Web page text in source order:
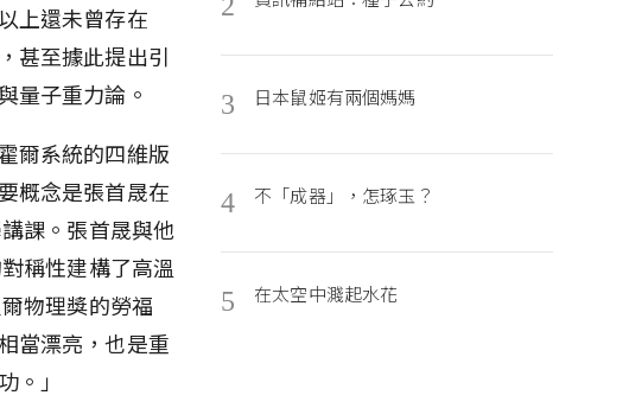
上還未曾存在
甚至據此提出引
量子重力論。
爾系統的四維版
概念是張首晟在
課。張首晟與他
稱性建構了高溫
物理獎的勞福
當漂亮，也是重
。」
3 日本鼠姬有兩個媽媽
4 不「成器」，怎琢玉？
5 在太空中濺起水花